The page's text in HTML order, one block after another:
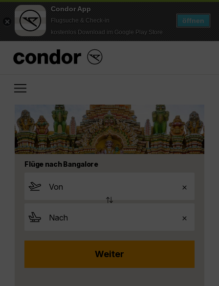
Condor App
Flugsuche & Check-in
kostenlos Download im Google Play Store
öffnen
Flüge nach Bangalore